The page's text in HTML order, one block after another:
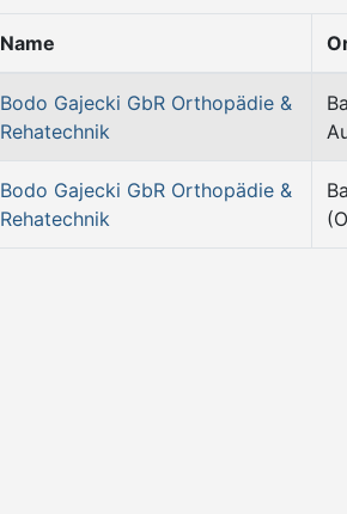
Name
Bodo Gajecki GbR Orthopädie &
Rehatechnik
Bodo Gajecki GbR Orthopädie &
Rehatechnik